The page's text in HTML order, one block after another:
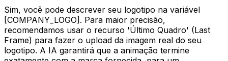
Sim, você pode descrever seu logotipo na variável
[COMPANY_LOGO]. Para maior precisão,
recomendamos usar o recurso 'Último Quadro' (Last
Frame) para fazer o upload da imagem real do seu
logotipo. A IA garantirá que a animação termine